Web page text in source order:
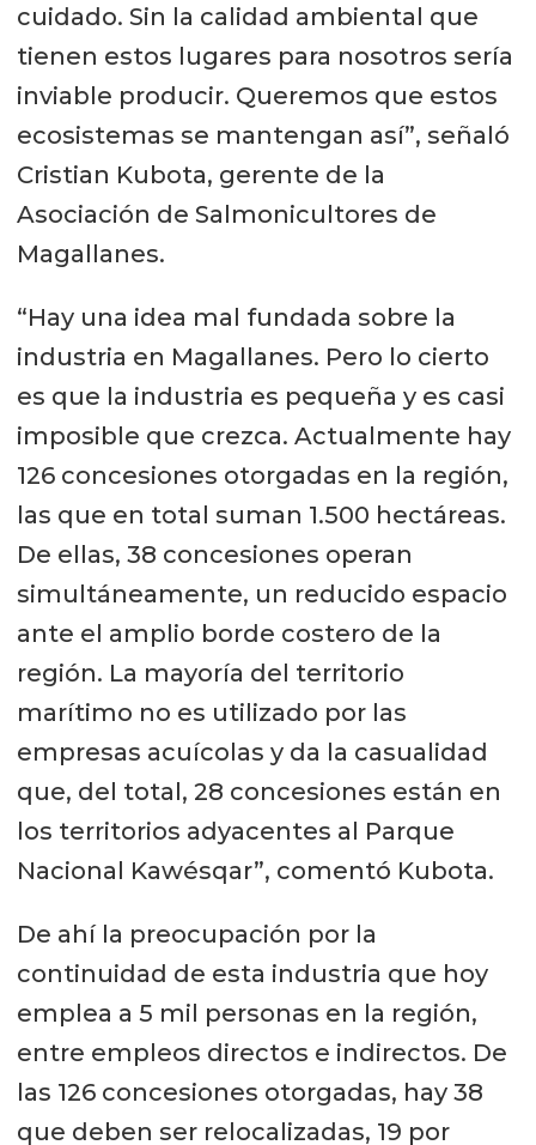
cuidado. Sin la calidad ambiental que
tienen estos lugares para nosotros sería
inviable producir. Queremos que estos
ecosistemas se mantengan así”, señaló
Cristian Kubota, gerente de la
Asociación de Salmonicultores de
Magallanes.
“Hay una idea mal fundada sobre la
industria en Magallanes. Pero lo cierto
es que la industria es pequeña y es casi
imposible que crezca. Actualmente hay
126 concesiones otorgadas en la región,
las que en total suman 1.500 hectáreas.
De ellas, 38 concesiones operan
simultáneamente, un reducido espacio
ante el amplio borde costero de la
región. La mayoría del territorio
marítimo no es utilizado por las
empresas acuícolas y da la casualidad
que, del total, 28 concesiones están en
los territorios adyacentes al Parque
Nacional Kawésqar”, comentó Kubota.
De ahí la preocupación por la
continuidad de esta industria que hoy
emplea a 5 mil personas en la región,
entre empleos directos e indirectos. De
las 126 concesiones otorgadas, hay 38
que deben ser relocalizadas, 19 por